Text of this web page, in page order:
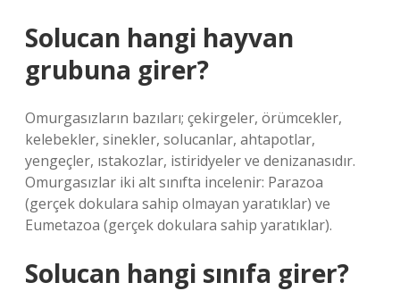
Solucan hangi hayvan
grubuna girer?
Omurgasızların bazıları; çekirgeler, örümcekler,
kelebekler, sinekler, solucanlar, ahtapotlar,
yengeçler, ıstakozlar, istiridyeler ve denizanasıdır.
Omurgasızlar iki alt sınıfta incelenir: Parazoa
(gerçek dokulara sahip olmayan yaratıklar) ve
Eumetazoa (gerçek dokulara sahip yaratıklar).
Solucan hangi sınıfa girer?